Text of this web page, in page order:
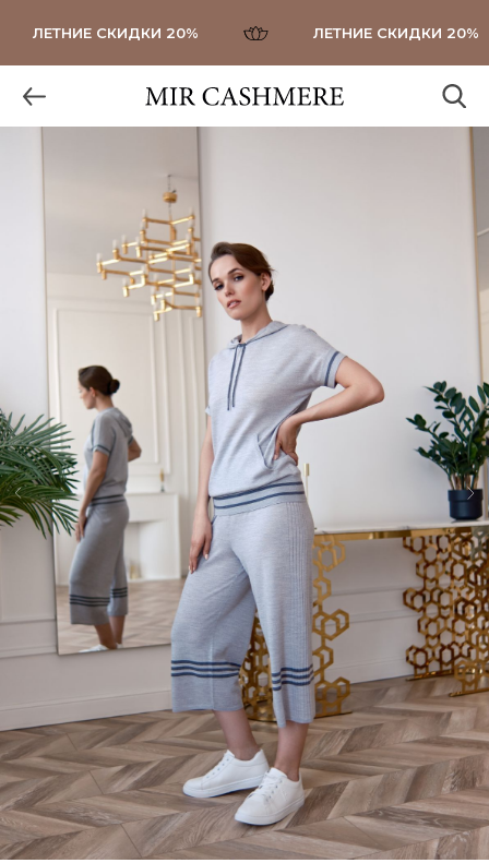
ЛЕТНИЕ СКИДКИ 20% ЛЕТНИЕ СКИДКИ 20%